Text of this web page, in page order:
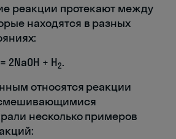
реакции протекают между
находятся в разных
2NaOH + H2.
относятся реакции
несколько примеров